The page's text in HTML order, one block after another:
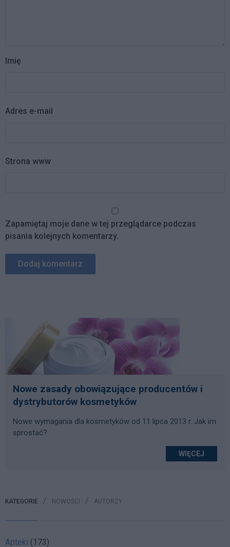
Imię
Adres e-mail
Strona www
Zapamiętaj moje dane w tej przeglądarce podczas
pisania kolejnych komentarzy.
Nowe zasady obowiązujące producentów i
dystrybutorów kosmetyków
Nowe wymagania dla kosmetyków od 11 lipca 2013 r. Jak im
sprostać?
WIĘCEJ
KATEGORIE NOWOŚCI AUTORZY
Apteki (173)